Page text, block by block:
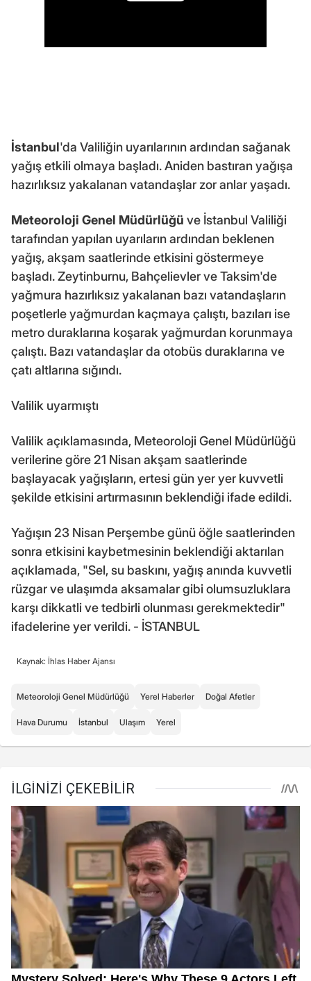
İstanbul'da Valiliğin uyarılarının ardından sağanak
yağış etkili olmaya başladı. Aniden bastıran yağışa
hazırlıksız yakalanan vatandaşlar zor anlar yaşadı.
Meteoroloji Genel Müdürlüğü ve İstanbul Valiliği
tarafından yapılan uyarıların ardından beklenen
yağış, akşam saatlerinde etkisini göstermeye
başladı. Zeytinburnu, Bahçelievler ve Taksim'de
yağmura hazırlıksız yakalanan bazı vatandaşların
poşetlerle yağmurdan kaçmaya çalıştı, bazıları ise
metro duraklarına koşarak yağmurdan korunmaya
çalıştı. Bazı vatandaşlar da otobüs duraklarına ve
çatı altlarına sığındı.
Valilik uyarmıştı
Valilik açıklamasında, Meteoroloji Genel Müdürlüğü
verilerine göre 21 Nisan akşam saatlerinde
başlayacak yağışların, ertesi gün yer yer kuvvetli
şekilde etkisini artırmasının beklendiği ifade edildi.
Yağışın 23 Nisan Perşembe günü öğle saatlerinden
sonra etkisini kaybetmesinin beklendiği aktarılan
açıklamada, "Sel, su baskını, yağış anında kuvvetli
rüzgar ve ulaşımda aksamalar gibi olumsuzluklara
karşı dikkatli ve tedbirli olunması gerekmektedir"
ifadelerine yer verildi. - İSTANBUL
Kaynak: İhlas Haber Ajansı
Meteoroloji Genel Müdürlüğü Yerel Haberler Doğal Afetler
Hava Durumu İstanbul Ulaşım Yerel